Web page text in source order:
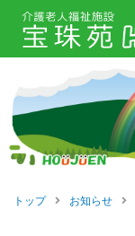
Skip
トップ お知らせ